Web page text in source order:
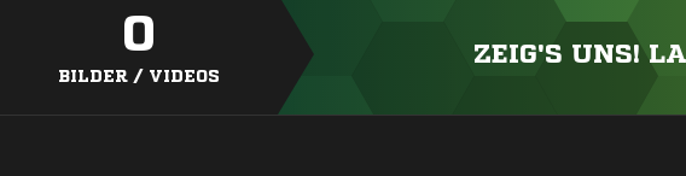
0
BILDER / VIDEOS
ZEIG'S UNS!